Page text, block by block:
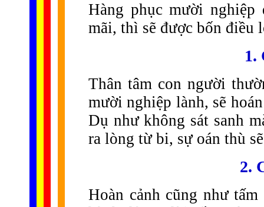
Hàng phục mười
mãi, thì sẽ được bốn điều
1.
Thân tâm con người
mười nghiệp lành, sẽ
Dụ như không sát sanh
ra lòng từ bi, sự oán thù
2.
Hoàn cảnh cũng như